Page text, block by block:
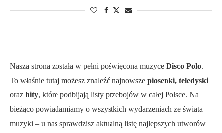
Nasza strona została w pełni poświęcona muzyce Disco Polo.
To właśnie tutaj możesz znaleźć najnowsze piosenki, teledyski
oraz hity, które podbijają listy przebojów w całej Polsce. Na
bieżąco powiadamiamy o wszystkich wydarzeniach ze świata
muzyki – u nas sprawdzisz aktualną listę najlepszych utworów